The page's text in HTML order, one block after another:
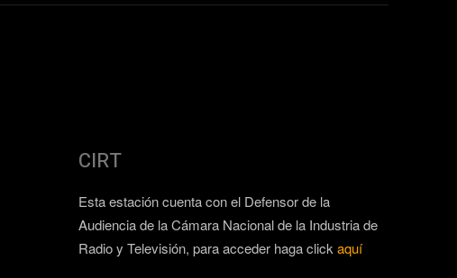
CIRT
Esta estación cuenta con el Defensor de la
Audiencia de la Cámara Nacional de la Industria de
Radio y Televisión, para acceder haga clickaquí